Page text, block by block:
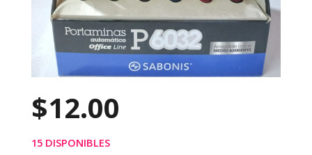
$12.00
15 DISPONIBLES